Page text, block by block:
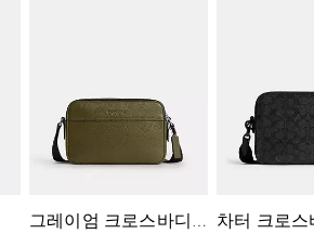
그레이엄 크로스바디 백